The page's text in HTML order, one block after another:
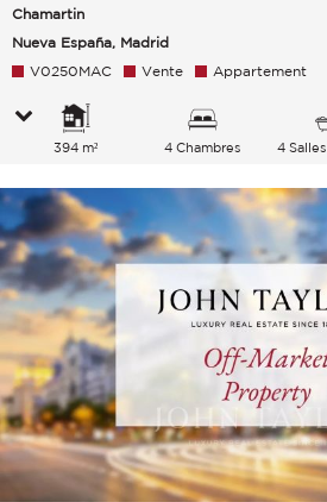
Chamartin
Nueva España, Madrid
V0250MAC Vente Appartement
394 m² 4 Chambres 4